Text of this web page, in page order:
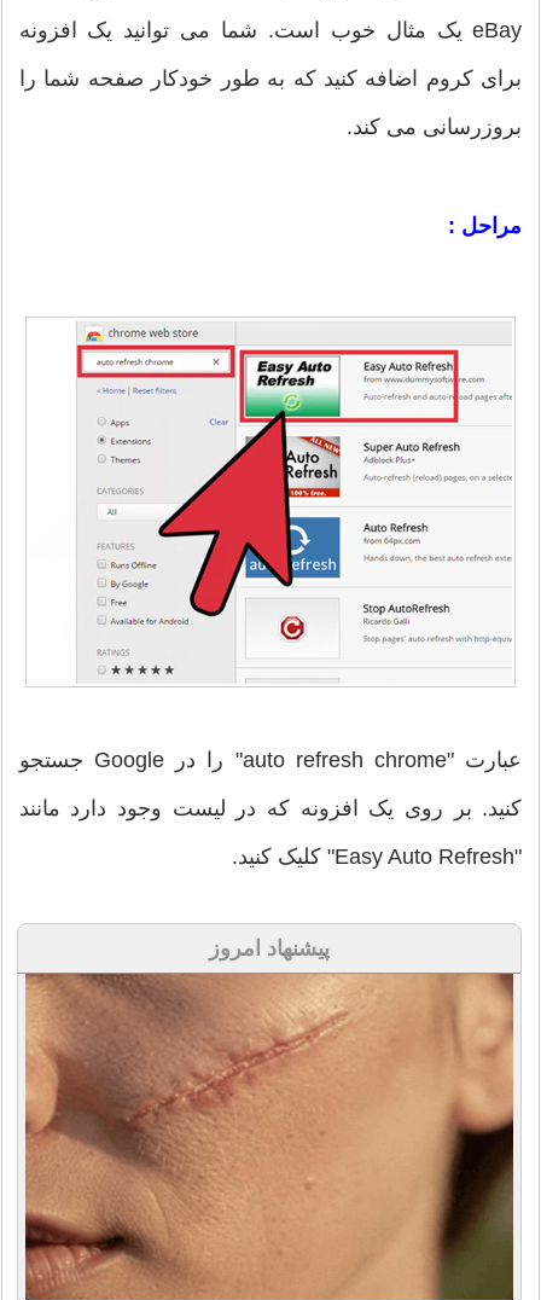
eBay یک مثال خوب است. شما می توانید یک افزونه
برای کروم اضافه کنید که به طور خودکار صفحه شما را
بروزرسانی می کند.
مراحل :
عبارت "auto refresh chrome" را در Google جستجو
کنید. بر روی یک افزونه که در لیست وجود دارد مانند
"Easy Auto Refresh" کلیک کنید.
پیشنهاد امروز